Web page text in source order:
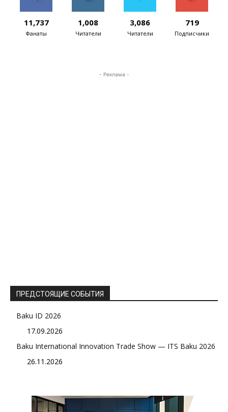
11,737
Фанаты
1,008
Читатели
3,086
Читатели
719
Подписчики
- Реклама -
ПРЕДСТОЯЩИЕ СОБЫТИЯ
Baku ID 2026
17.09.2026
Baku International Innovation Trade Show — ITS Baku 2026
26.11.2026